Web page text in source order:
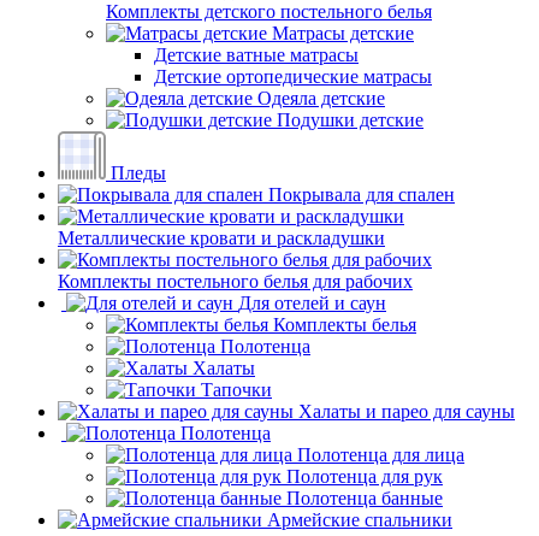
Комплекты детского постельного белья
Матрасы детские
Детские ватные матрасы
Детские ортопедические матрасы
Одеяла детские
Подушки детские
Пледы
Покрывала для спален
Металлические кровати и раскладушки
Комплекты постельного белья для рабочих
Для отелей и саун
Комплекты белья
Полотенца
Халаты
Тапочки
Халаты и парео для сауны
Полотенца
Полотенца для лица
Полотенца для рук
Полотенца банные
Армейские спальники